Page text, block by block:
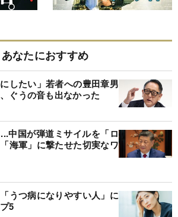
あなたにおすすめ
したい」若者への豊田章男
ぐうの音も出なかった
中国が弾道ミサイルを「ロ
海軍」に撃たせた切実なワ
うつ病になりやすい人」に
5